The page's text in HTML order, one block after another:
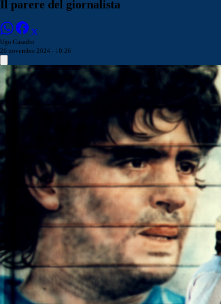
Il parere del giornalista
Ugo Casadio
26 novembre 2024 - 10:26